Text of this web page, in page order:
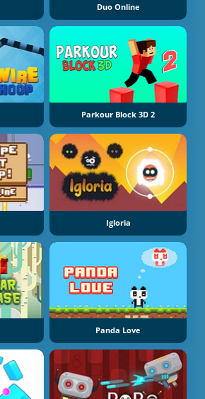
Duo Online
Parkour Block 3D 2
Igloria
Panda Love